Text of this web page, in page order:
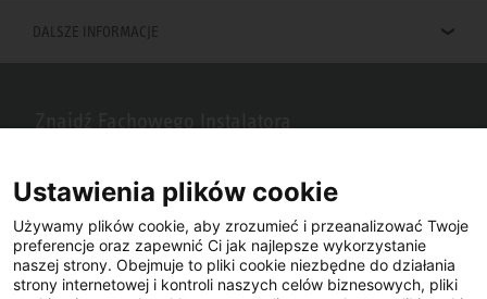
DALSZE INFORMACJE
Wpisz kod pocztowy lub miasto w polu wyszukiwania.
Ustawienia plików cookie
Używamy plików cookie, aby zrozumieć i przeanalizować Twoje
preferencje oraz zapewnić Ci jak najlepsze wykorzystanie
naszej strony. Obejmuje to pliki cookie niezbędne do działania
strony internetowej i kontroli naszych celów biznesowych, pliki